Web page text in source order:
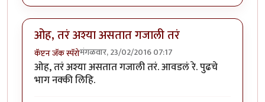
ओह, तरं अश्या असतात गजाली तरं
कॅप्टन जॅक स्पॅरोमंगळवार, 23/02/2016 07:17
ओह, तरं अश्या असतात गजाली तरं. आवडलं रे. पुढचे
भाग नक्की लिहि.